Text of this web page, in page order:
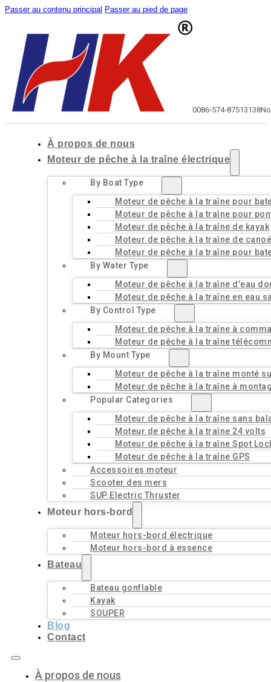
Passer au contenu principal Passer au pied de page
0086-574-87513138
À propos de nous
Moteur de pêche à la traîne électrique
By Boat Type
Moteur de pêche à la traîne pour
Moteur de pêche à la traîne pour
Moteur de pêche à la traîne de kayak
Moteur de pêche à la traîne de canoë
Moteur de pêche à la traîne pour
By Water Type
Moteur de pêche à la traîne d'eau
Moteur de pêche à la traîne en eau
By Control Type
Moteur de pêche à la traîne à
Moteur de pêche à la traîne
By Mount Type
Moteur de pêche à la traîne monté
Moteur de pêche à la traîne à
Popular Categories
Moteur de pêche à la traîne sans
Moteur de pêche à la traîne 24 volts
Moteur de pêche à la traîne Spot
Moteur de pêche à la traîne GPS
Accessoires moteur
Scooter des mers
SUP Electric Thruster
Moteur hors-bord
Moteur hors-bord électrique
Moteur hors-bord à essence
Bateau
Bateau gonflable
Kayak
SOUPER
Blog
Contact
À propos de nous